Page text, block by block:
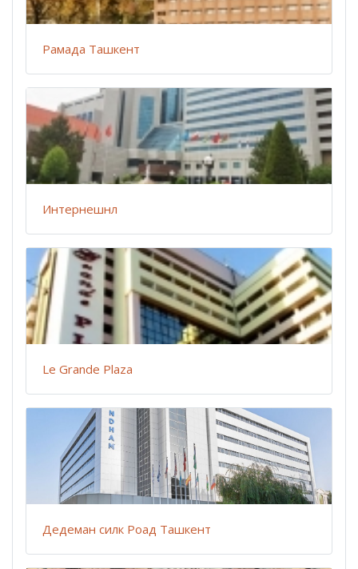
Рамада Ташкент
Интернешнл
Le Grande Plaza
Дедеман силк Роад Ташкент